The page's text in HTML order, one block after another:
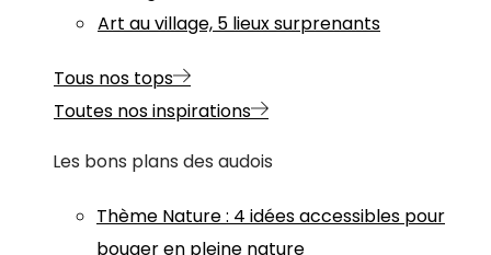
Art au village, 5 lieux surprenants
Tous nos tops
Toutes nos inspirations
Les bons plans des audois
Thème Nature: 4 idées accessibles pour
bouger en pleine nature